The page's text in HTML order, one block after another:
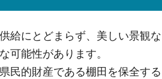
給にとどまらず、美しい景観
可能性があります。
民的財産である棚田を保全す